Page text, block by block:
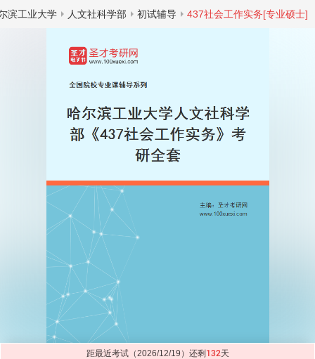
滨工业大学 人文社科学部 初试辅导 437社会工作实务[专业硕士]
距最近考试（2026/12/19）还剩 132天